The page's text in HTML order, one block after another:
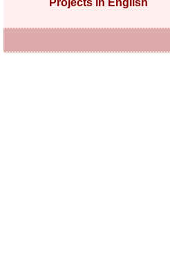
Projects in English